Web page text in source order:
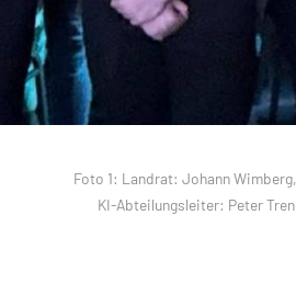
Foto 1: Landrat: Johann
KI-Abteilungsleiter: Peter